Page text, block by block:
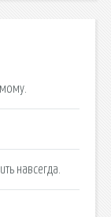
навсегда.